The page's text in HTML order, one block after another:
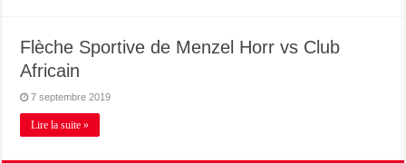
Flèche Sportive de Menzel Horr vs Club
Africain
7 septembre 2019
Lire la suite »